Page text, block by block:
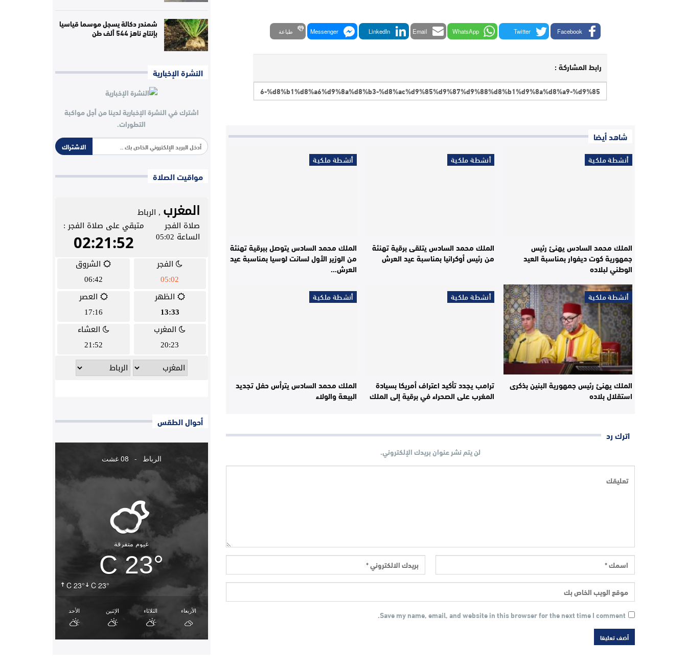
Facebook
Twitter
WhatsApp
Email
LinkedIn
Messenger طباعة
رابط المشاركة :
شاهد أيضا
أنشطة ملكية
الملك محمد السادس يهنئ رئيس
جمهورية كوت ديفوار بمناسبة العيد
الوطني لبلاده
أنشطة ملكية
الملك محمد السادس يتلقى برقية تهنئة
من رئيس أوكرانيا بمناسبة عيد العرش
أنشطة ملكية
الملك محمد السادس يتوصل ببرقية تهنئة
من الوزير الأول لسانت لوسيا بمناسبة عيد
العرش…
أنشطة ملكية
الملك يهنئ رئيس جمهورية البنين بذكرى
استقلال بلاده
أنشطة ملكية
ترامب يجدد تأكيد اعتراف أمريكا بسيادة
المغرب على الصحراء في برقية إلى الملك
أنشطة ملكية
الملك محمد السادس يترأس حفل تجديد
البيعة والولاء
اترك رد
لن يتم نشر عنوان بريدك الإلكتروني.
Save my name, email, and website in this browser for the next time I comment.
شمندر دكالة يسجل موسما قياسيا
بإنتاج ناهز 544 ألف طن
النشرة الإخبارية
اشترك في النشرة الإخبارية لدينا من أجل مواكبة
التطورات.
الاشتراك
مواقيت الصلاة
أحوال الطقس
الرباط - 08 غشت
23° C 23° C
غيوم متفرقة
23° C
الأحد الإثنين الثلاثاء الأربعاء